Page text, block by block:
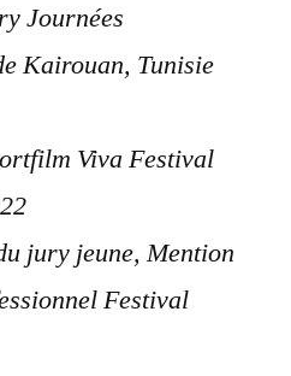
Journées
Kairouan, Tunisie
Viva Festival
jury jeune, Mention
Festival